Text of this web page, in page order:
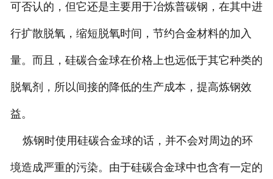
其它产品
可否认的，但它还是主要用于冶炼普碳钢，在其中进
行扩散脱氧，缩短脱氧时间，节约合金材料的加入
量。而且，硅碳合金球在价格上也远低于其它种类的
脱氧剂，所以间接的降低的生产成本，提高炼钢效
益。
炼钢时使用硅碳合金球的话，并不会对周边的环
境造成严重的污染。由于硅碳合金球中也含有一定的